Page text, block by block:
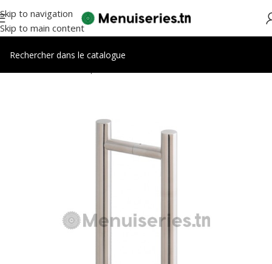
Skip to navigation
Skip to main content